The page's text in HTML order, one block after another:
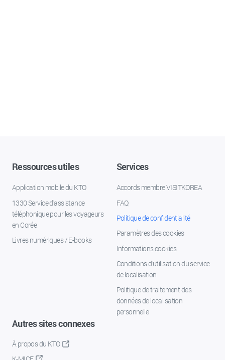
Ressources utiles
Application mobile du KTO
1330 Service d'assistance
téléphonique pour les voyageurs
en Corée
Livres numériques / E-books
Services
Accords membre VISITKOREA
FAQ
Politique de confidentialité
Paramètres des cookies
Informations cookies
Conditions d’utilisation du service
de localisation
Politique de traitement des
données de localisation
personnelle
Autres sites connexes
À propos du KTO